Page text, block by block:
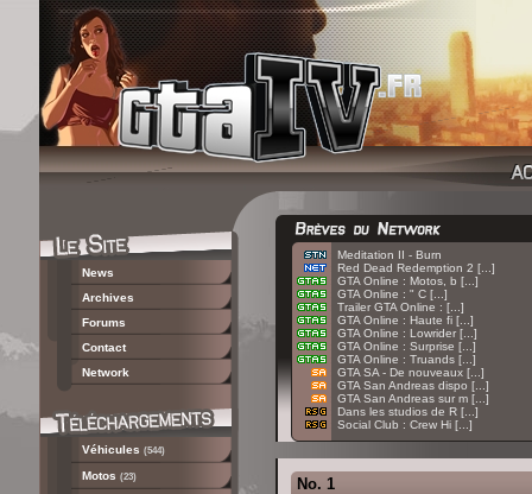
News
Archives
Forums
Contact
Network
Véhicules (544)
Motos (23)
Meditation II - Burn
Red Dead Redemption 2 [...]
GTA Online : Motos, b [...]
GTA Online : " C [...]
Trailer GTA Online : [...]
GTA Online : Haute fi [...]
GTA Online : Lowrider [...]
GTA Online : Surprise [...]
GTA Online : Truands [...]
GTA SA - De nouveaux [...]
GTA San Andreas dispo [...]
GTA San Andreas sur m [...]
Dans les studios de R [...]
Social Club : Crew Hi [...]
No. 1